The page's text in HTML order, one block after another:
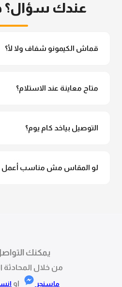
عندك سؤال؟
قماش الكيمونو شفاف ولا لأ؟
متاح معاينة عند الاستلام؟
التوصيل بياخد كام يوم؟
لو المقاس مش مناسب أعمل
يمكنك
من خلال المحادثة
ماسنجر او